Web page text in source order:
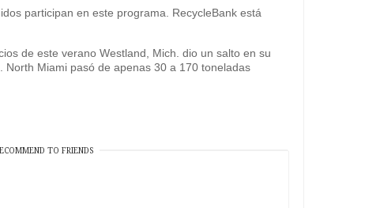
participan en este programa. RecycleBank está
de este verano Westland, Mich. dio un salto en su
Miami pasó de apenas 30 a 170 toneladas
TO FRIENDS